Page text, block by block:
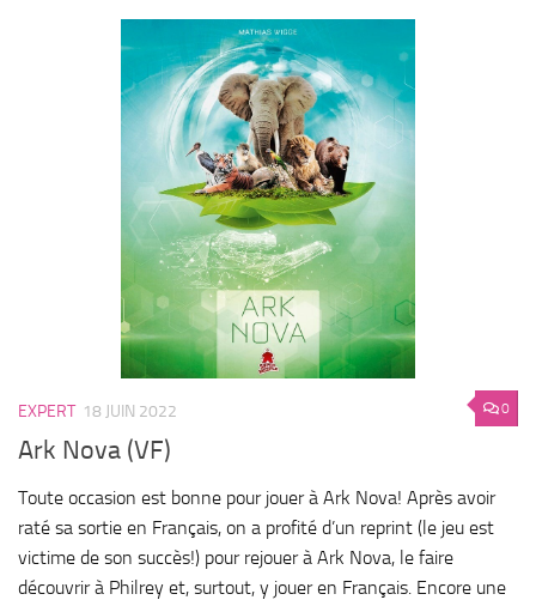
0
EXPERT 18 JUIN 2022
Ark Nova (VF)
Toute occasion est bonne pour jouer à Ark Nova! Après avoir
raté sa sortie en Français, on a profité d’un reprint (le jeu est
victime de son succès!) pour rejouer à Ark Nova, le faire
découvrir à Philrey et, surtout, y jouer en Français. Encore une